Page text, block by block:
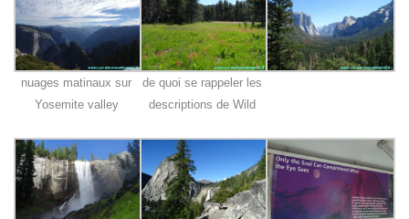
nuages matinaux sur
Yosemite valley
de quoi se rappeler les
descriptions de Wild